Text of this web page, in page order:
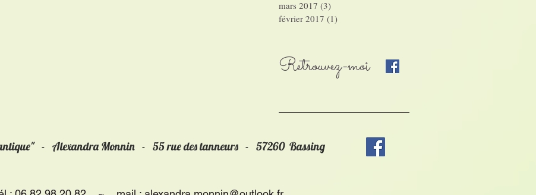
mars 2017 (3)
février 2017 (1)
Retrouvez-moi
- Alexandra Monnin - 55 rue des tanneurs - 57260 Bassing